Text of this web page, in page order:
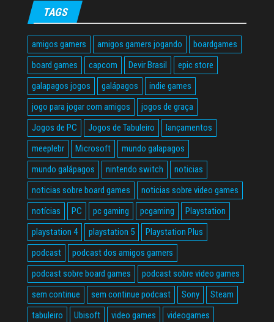
TAGS
amigos gamers amigos gamers jogando
boardgames
board games
capcom Devir Brasil
epic store
galapagos jogos
galápagos
indie games
jogo para jogar com amigos
jogos de graça
Jogos de PC
Jogos de Tabuleiro
lançamentos
meeplebr
Microsoft
mundo galapagos
mundo galápagos
nintendo switch
noticias
noticias sobre board games
noticias sobre video games
notícias
PC pc gaming pcgaming
Playstation
playstation 4
playstation 5
Playstation Plus
podcast
podcast dos amigos gamers
podcast sobre board games
podcast sobre video games
sem continue
sem continue podcast Sony
Steam
tabuleiro
Ubisoft video games
videogames